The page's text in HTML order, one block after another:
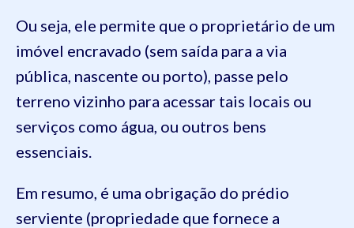
Ou seja, ele permite que o proprietário de um
imóvel encravado (sem saída para a via
pública, nascente ou porto), passe pelo
terreno vizinho para acessar tais locais ou
serviços como água, ou outros bens
essenciais.
Em resumo, é uma obrigação do prédio
serviente (propriedade que fornece a